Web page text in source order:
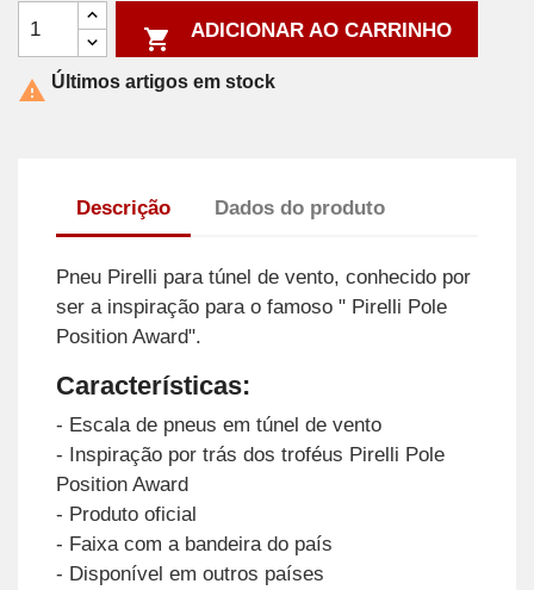
 ADICIONAR AO CARRINHO
 Últimos artigos em stock
Descrição Dados do produto
Pneu Pirelli para túnel de vento, conhecido por
ser a inspiração para o famoso " Pirelli Pole
Position Award".
Características:
- Escala de pneus em túnel de vento
- Inspiração por trás dos troféus Pirelli Pole
Position Award
- Produto oficial
- Faixa com a bandeira do país
- Disponível em outros países